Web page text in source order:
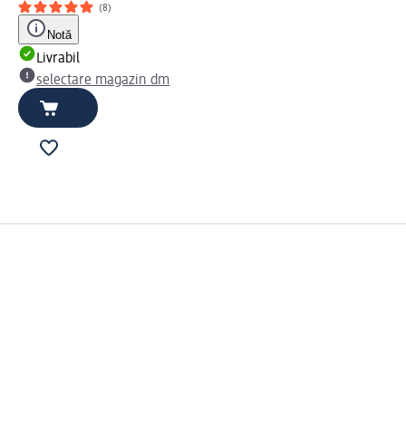
(8)
Notă
Livrabil
selectare magazin dm